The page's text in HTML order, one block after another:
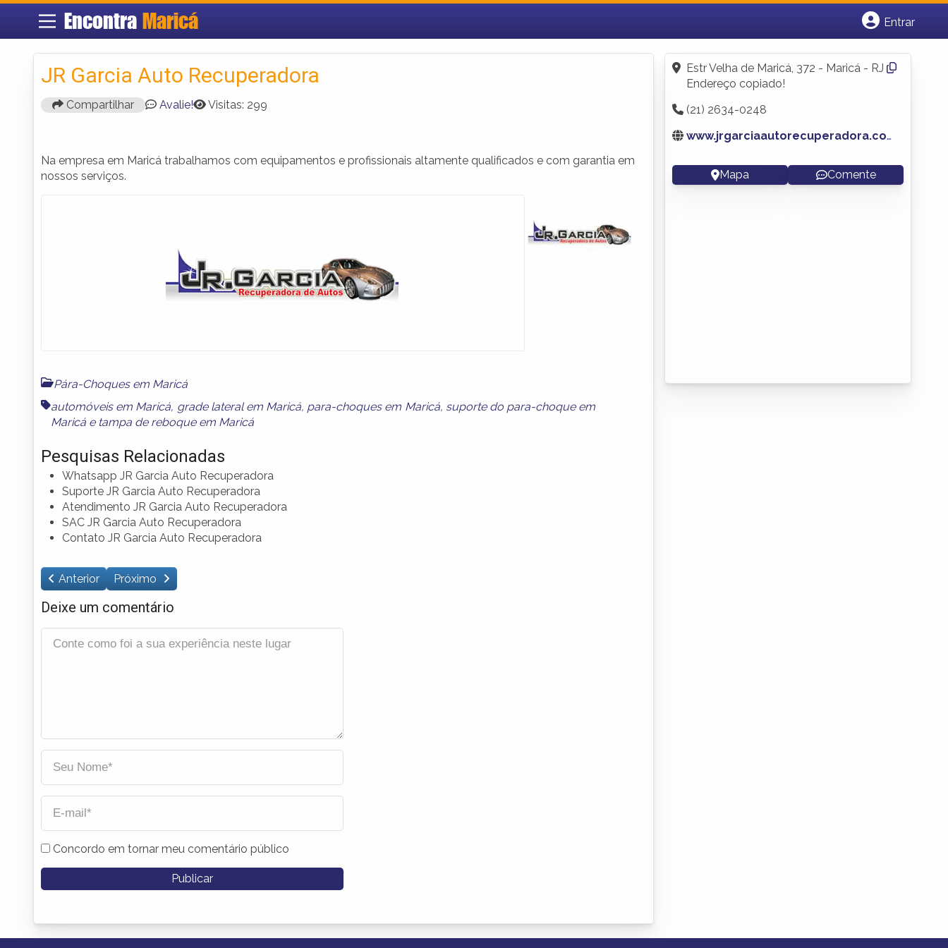
Encontra Maricá
Entrar
Fazer login
Criar conta
JR Garcia Auto Recuperadora
Compartilhar Avalie! Visitas: 299
Na empresa em Maricá trabalhamos com equipamentos e profissionais altamente qualificados e com garantia em
nossos serviços.
Pára-Choques em Maricá
automóveis em Maricá, grade lateral em Maricá, para-choques em Maricá, suporte do para-choque em
Maricá e tampa de reboque em Maricá
Pesquisas Relacionadas
Whatsapp JR Garcia Auto Recuperadora
Suporte JR Garcia Auto Recuperadora
Atendimento JR Garcia Auto Recuperadora
SAC JR Garcia Auto Recuperadora
Contato JR Garcia Auto Recuperadora
Anterior Próximo
Deixe um comentário
Concordo em tornar meu comentário público
Estr Velha de Maricá, 372 - Maricá - RJ
Endereço copiado!
(21) 2634-0248
www.jrgarciaautorecuperadora.com.br
Mapa Comente